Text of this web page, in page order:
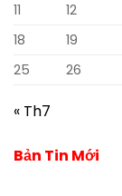
11
12
18
19
25
26
« Th7
Bản Tin Mới